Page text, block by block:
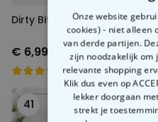
Dirty Bitch Zeep
€ 6,99
41
Onze website
cookies) - niet alleen
van derde partijen.
zijn noodzakelijk om
relevante shopping
Klik dus even op
lekker doorgaan
strekt je